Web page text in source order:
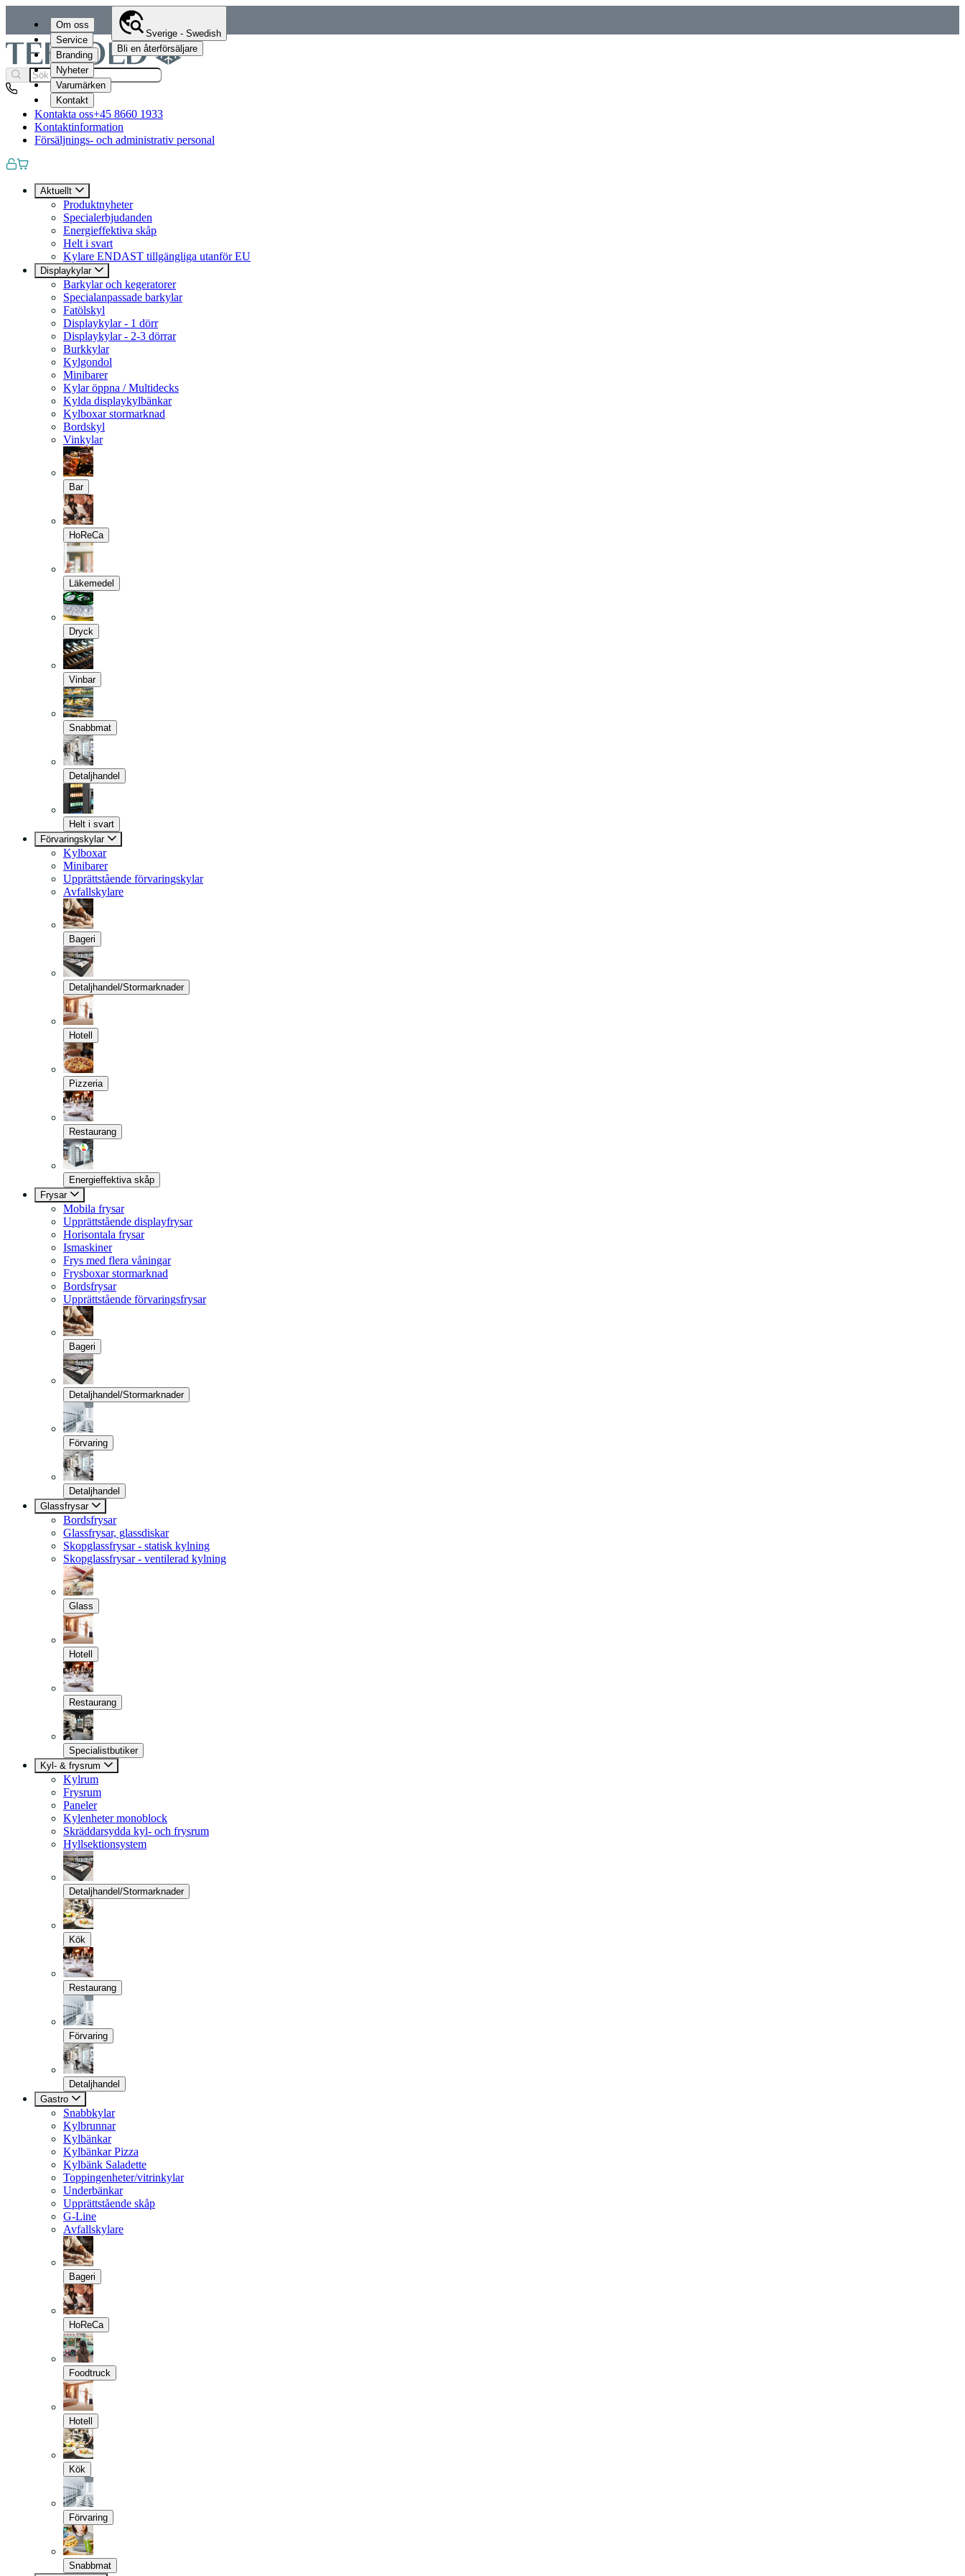
Om oss
Service
Branding
Nyheter
Varumärken
Kontakt
Sverige - Swedish
Bli en återförsäljare
Kontakta oss+45 8660 1933
Kontaktinformation
Försäljnings- och administrativ personal
Aktuellt
Produktnyheter
Specialerbjudanden
Energieffektiva skåp
Helt i svart
Kylare ENDAST tillgängliga utanför EU
Displaykylar
Barkylar och kegeratorer
Specialanpassade barkylar
Fatölskyl
Displaykylar - 1 dörr
Displaykylar - 2-3 dörrar
Burkkylar
Kylgondol
Minibarer
Kylar öppna / Multidecks
Kylda displaykylbänkar
Kylboxar stormarknad
Bordskyl
Vinkylar
Bar
HoReCa
Läkemedel
Dryck
Vinbar
Snabbmat
Detaljhandel
Helt i svart
Förvaringskylar
Kylboxar
Minibarer
Upprättstående förvaringskylar
Avfallskylare
Bageri
Detaljhandel/Stormarknader
Hotell
Pizzeria
Restaurang
Energieffektiva skåp
Frysar
Mobila frysar
Upprättstående displayfrysar
Horisontala frysar
Ismaskiner
Frys med flera våningar
Frysboxar stormarknad
Bordsfrysar
Upprättstående förvaringsfrysar
Bageri
Detaljhandel/Stormarknader
Förvaring
Detaljhandel
Glassfrysar
Bordsfrysar
Glassfrysar, glassdiskar
Skopglassfrysar - statisk kylning
Skopglassfrysar - ventilerad kylning
Glass
Hotell
Restaurang
Specialistbutiker
Kyl- & frysrum
Kylrum
Frysrum
Paneler
Kylenheter monoblock
Skräddarsydda kyl- och frysrum
Hyllsektionsystem
Detaljhandel/Stormarknader
Kök
Restaurang
Förvaring
Detaljhandel
Gastro
Snabbkylar
Kylbrunnar
Kylbänkar
Kylbänkar Pizza
Kylbänk Saladette
Toppingenheter/vitrinkylar
Underbänkar
Upprättstående skåp
G-Line
Avfallskylare
Bageri
HoReCa
Foodtruck
Hotell
Kök
Förvaring
Snabbmat